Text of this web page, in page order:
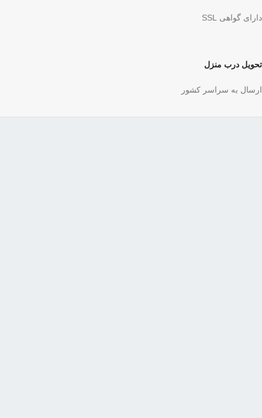
دارای گواهی SSL
تحویل درب منزل
ارسال به سراسر کشور